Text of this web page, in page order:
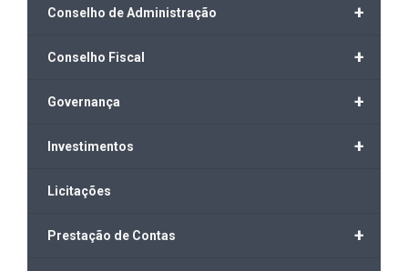
+
Conselho de Administração
+
Conselho Fiscal
+
Governança
+
Investimentos
Licitações
+
Prestação de Contas